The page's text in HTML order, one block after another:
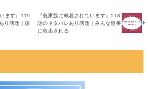
ます』119
り感想｜復
『義家族に執着されています』118
話のネタバレあり感想｜みんな無事
に救出される